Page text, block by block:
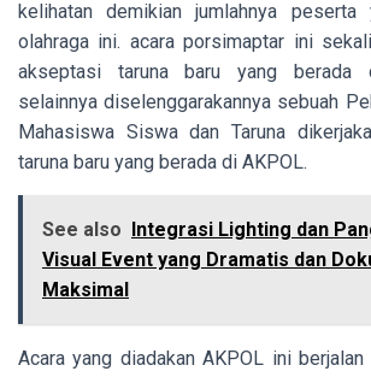
kelihatan demikian jumlahnya
olahraga ini. acara porsimaptar ini
akseptasi taruna baru yang berada
selainnya diselenggarakannya sebuah
Mahasiswa Siswa dan Taruna
taruna baru yang berada di AKPOL.
See also Integrasi Lighting dan
Visual Event yang Dramatis dan
Maksimal
Acara yang diadakan AKPOL ini